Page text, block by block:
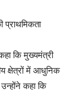
प्राथमिकता
कि मुख्यमंत्री
क्षेत्रों में आधुनिक
कहा कि